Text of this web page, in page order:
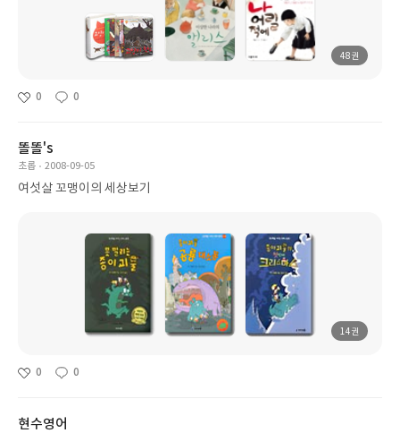
48권
0 0
똘똘's
초롭 2008-09-05
여섯살 꼬맹이의 세상보기
14권
0 0
현수영어